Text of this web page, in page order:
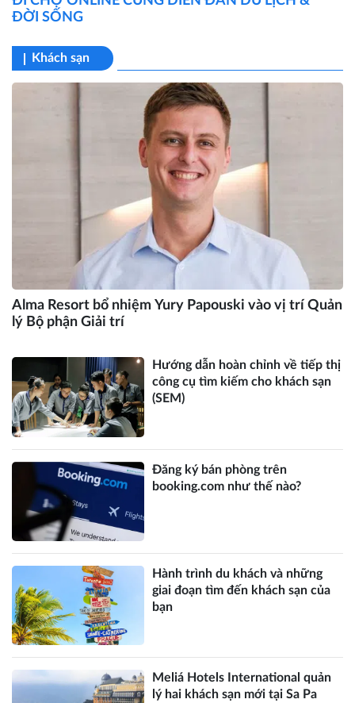
ĐỜI SỐNG
Khách sạn
Alma Resort bổ nhiệm Yury Papouski vào vị trí Quản
lý Bộ phận Giải trí
Hướng dẫn hoàn chỉnh về tiếp thị
công cụ tìm kiếm cho khách sạn
(SEM)
Đăng ký bán phòng trên
booking.com như thế nào?
Hành trình du khách và những
giai đoạn tìm đến khách sạn của
bạn
Meliá Hotels International quản
lý hai khách sạn mới tại Sa Pa